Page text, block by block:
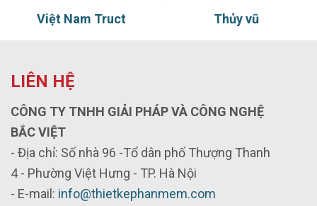
Việt Nam Truct Thủy vũ
LIÊN HỆ
CÔNG TY TNHH GIẢI PHÁP VÀ CÔNG NGHỆ
BẮC VIỆT
- Địa chỉ: Số nhà 96 -Tổ dân phố Thượng Thanh
4 - Phường Việt Hưng - TP. Hà Nội
- E-mail: info@thietkephanmem.com